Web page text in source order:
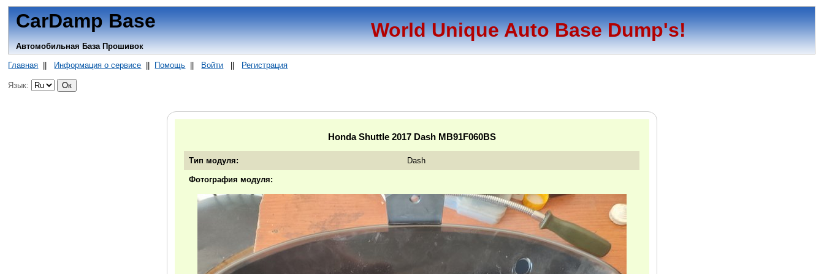
CarDamp Base
Автомобильная База Прошивок
World Unique Auto Base Dump's!
Главная Информация о сервисе Помощь Войти Регистрация
Язык:
Honda Shuttle 2017 Dash MB91F060BS
Тип модуля: Dash
Фотография модуля: